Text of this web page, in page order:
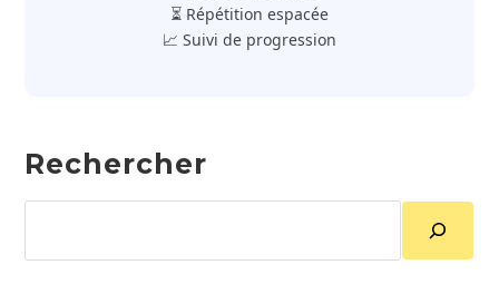
⏳ Répétition espacée
📈 Suivi de progression
Rechercher